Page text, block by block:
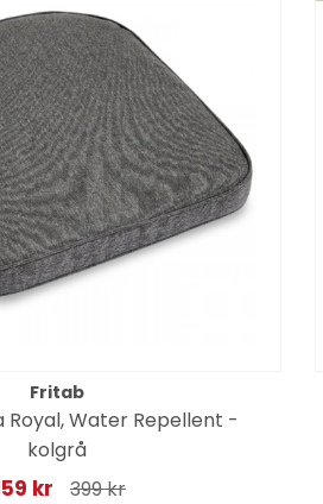
Fritab
Royal, Water Repellent -
kolgrå
kr 399 kr